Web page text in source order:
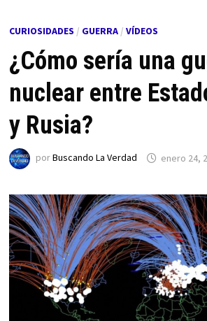
CURIOSIDADES / GUERRA/ VÍDEOS
​¿Cómo sería una
nuclear entre
y Rusia?
porBuscando La Verdad enero 24,